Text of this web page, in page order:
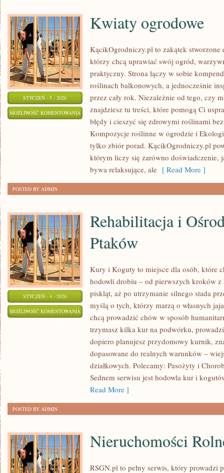
STYCZEŃ - 5 - 2026
MOŻLIWOŚĆ KOMENTOWANIA KWIATY
OGRODOWE
Kwiaty ogrodowe
KącikOgrodniczy.pl to zakątek
którzy chcą uprawiać swój ogród,
praktyczny. Strona łączy w sobie
roślinach balkonowych, a jednocześnie
przez cały rok. Niezależnie od tego, czy
znajdziesz tu treści, które pomogą Ci
błędy i cieszyć się zdrowymi roślinami
Kompozycje roślinne w ogrodzie i
tylko zbiór porad. KącikOgrodniczy.pl
którym liczy się zarówno doświadczenie,
bywa relaksujące, ale [ Read More ]
POSTED BY ADMIN
STYCZEŃ - 4 - 2026
MOŻLIWOŚĆ KOMENTOWANIA REHABILITACJA
OŚRODKI
Rehabilitacja i
Ptaków
Kury i Koguty to miejsce dla osób, które
hodowli drobiu – od pierwszych kroków
piskląt, aż po utrzymanie silnego stada
myślą o tych, którzy marzą o własnych
chcą prowadzić chów w sposób
trzymasz kilka kur na podwórku,
dopiero planujesz przydomowy kurnik,
dopasowane do realnych warunków –
działkowych. Polecamy: Pasożyty i
Sednem serwisu jest hodowla kur i
Read More ]
POSTED BY ADMIN
Nieruchomości
RSGN.pl to pełny serwis, który prowadzi